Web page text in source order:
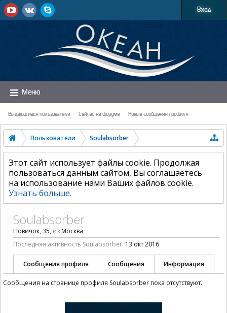
Вход
Меню
Выдающиеся пользователи Сейчас на форуме Новые сообщения профиля
Пользователи Soulabsorber
Этот сайт использует файлы cookie. Продолжая
пользоваться данным сайтом, Вы соглашаетесь
на использование нами Ваших файлов cookie.
Узнать больше.
Soulabsorber
Новичок, 35, из Москва
Последняя активность Soulabsorber: 13 окт 2016
Сообщения профиля Сообщения Информация
Сообщения на странице профиля Soulabsorber пока отсутствуют.